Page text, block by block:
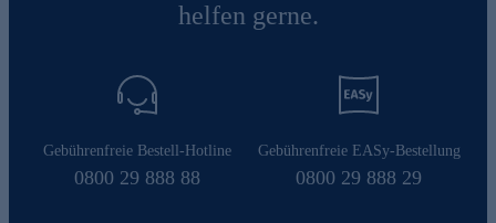
helfen gerne.
Gebührenfreie Bestell-Hotline
0800 29 888 88
Gebührenfreie EASy-Bestellung
0800 29 888 29